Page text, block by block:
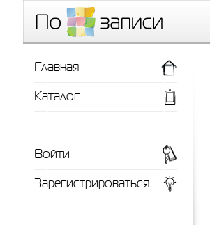
Главная
Каталог
Войти
Зарегистрироваться